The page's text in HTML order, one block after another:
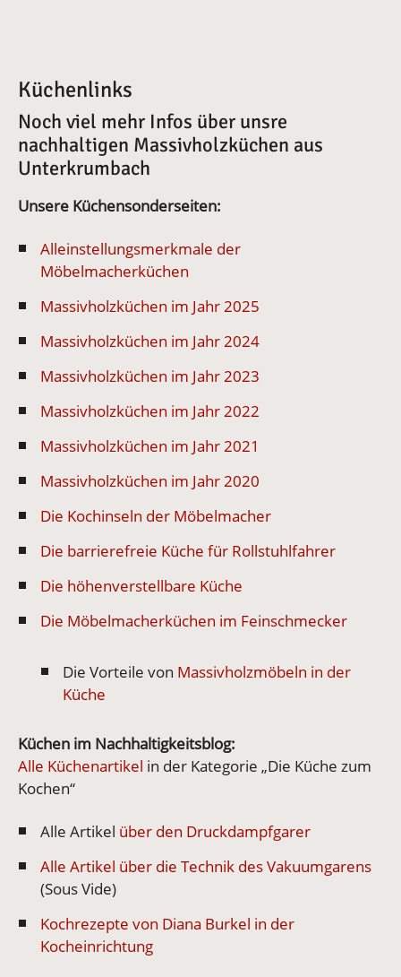
Küchenlinks
Noch viel mehr Infos über unsre
nachhaltigen Massivholzküchen aus
Unterkrumbach
Unsere Küchensonderseiten:
Alleinstellungsmerkmale der
Möbelmacherküchen
Massivholzküchen im Jahr 2025
Massivholzküchen im Jahr 2024
Massivholzküchen im Jahr 2023
Massivholzküchen im Jahr 2022
Massivholzküchen im Jahr 2021
Massivholzküchen im Jahr 2020
Die Kochinseln der Möbelmacher
Die barrierefreie Küche für Rollstuhlfahrer
Die höhenverstellbare Küche
Die Möbelmacherküchen im Feinschmecker
Die Vorteile von Massivholzmöbeln in der
Küche
Küchen im Nachhaltigkeitsblog:
Alle Küchenartikel in der Kategorie „Die Küche zum
Kochen“
Alle Artikel über den Druckdampfgarer
Alle Artikel über die Technik des Vakuumgarens
(Sous Vide)
Kochrezepte von Diana Burkel in der
Kocheinrichtung